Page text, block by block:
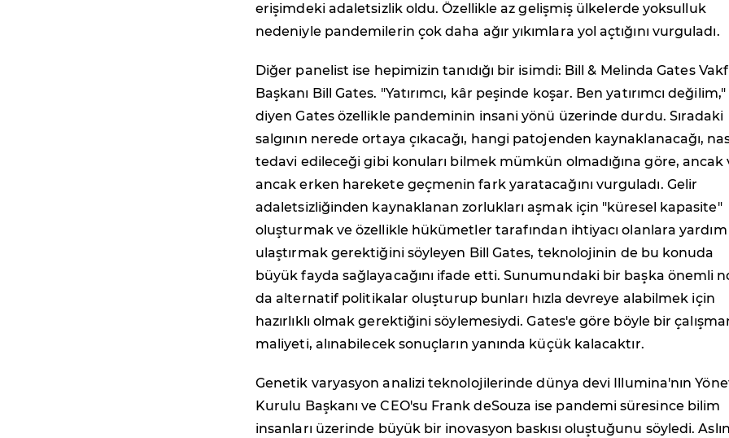
erişimdeki adaletsizlik oldu. Özellikle az gelişmiş ülkelerde yoksulluk
nedeniyle pandemilerin çok daha ağır yıkımlara yol açtığını vurguladı.
Diğer panelist ise hepimizin tanıdığı bir isimdi: Bill & Melinda Gates
Başkanı Bill Gates. "Yatırımcı, kâr peşinde koşar. Ben yatırımcı değilim,"
diyen Gates özellikle pandeminin insani yönü üzerinde durdu. Sıradaki
salgının nerede ortaya çıkacağı, hangi patojenden kaynaklanacağı,
tedavi edileceği gibi konuları bilmek mümkün olmadığına göre, ancak
ancak erken harekete geçmenin fark yaratacağını vurguladı. Gelir
adaletsizliğinden kaynaklanan zorlukları aşmak için "küresel kapasite"
oluşturmak ve özellikle hükümetler tarafından ihtiyacı olanlara yardım
ulaştırmak gerektiğini söyleyen Bill Gates, teknolojinin de bu konuda
büyük fayda sağlayacağını ifade etti. Sunumundaki bir başka önemli
da alternatif politikalar oluşturup bunları hızla devreye alabilmek için
hazırlıklı olmak gerektiğini söylemesiydi. Gates'e göre böyle bir
maliyeti, alınabilecek sonuçların yanında küçük kalacaktır.
Genetik varyasyon analizi teknolojilerinde dünya devi Illumina'nın
Kurulu Başkanı ve CEO'su Frank deSouza ise pandemi süresince bilim
insanları üzerinde büyük bir inovasyon baskısı oluştuğunu söyledi.